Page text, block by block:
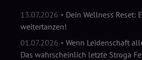
13.07.2026 • Dein Wellness Reset:
weitertanzen!
01.07.2026 • Wenn Leidenschaft
Das wahrscheinlich letzte Stroga